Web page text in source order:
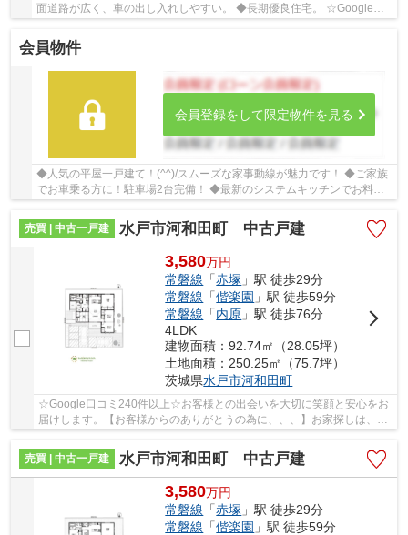
面道路が広く、車の出し入れしやすい。 ◆長期優良住宅。 ☆Google口
会員物件
会員登録をして限定物件を見る
◆人気の平屋一戸建て！(^^)/スムーズな家事動線が魅力です！ ◆ご家族
でお車乗る方に！駐車場2台完備！ ◆最新のシステムキッチンでお料理
がはかどります。大容量収納も魅力です。 ☆Goo...
売買 | 中古一戸建
水戸市河和田町 中古戸建
3,580万円
常磐線 「赤塚 」駅 徒歩29分
常磐線 「偕楽園 」駅 徒歩59分
常磐線 「内原 」駅 徒歩76分
4LDK
建物面積：92.74㎡（28.05坪）
土地面積：250.25㎡（75.7坪）
茨城県水戸市河和田町
☆Google口コミ240件以上☆お客様との出会いを大切に笑顔と安心をお
届けします。【お客様からのありがとうの為に、、、】お家探しは、ひ
だまりハウスにご相談ください！
売買 | 中古一戸建
水戸市河和田町 中古戸建
3,580万円
常磐線 「赤塚 」駅 徒歩29分
常磐線 「偕楽園 」駅 徒歩59分